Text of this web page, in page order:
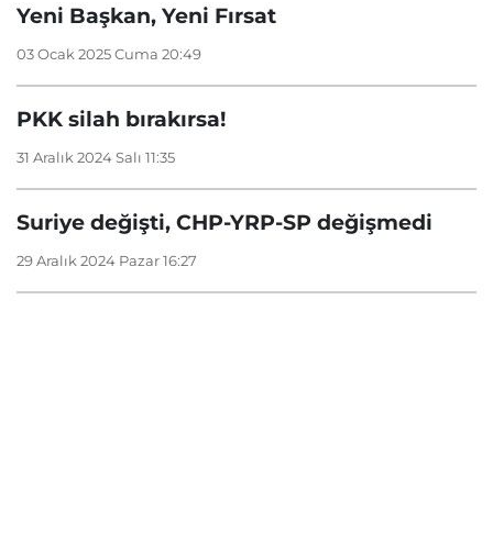
Yeni Başkan, Yeni Fırsat
03 Ocak 2025 Cuma 20:49
PKK silah bırakırsa!
31 Aralık 2024 Salı 11:35
Suriye değişti, CHP-YRP-SP değişmedi
29 Aralık 2024 Pazar 16:27